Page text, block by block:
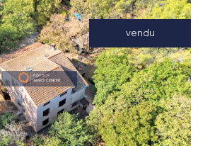
vendu